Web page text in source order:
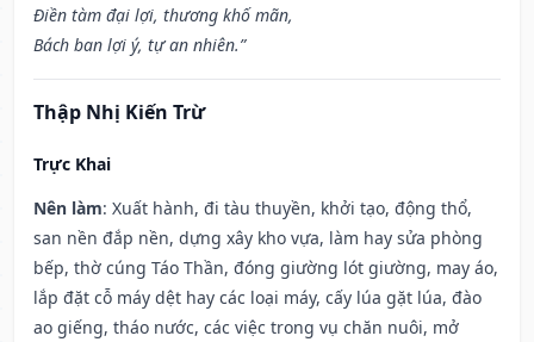
Điền tàm đại lợi, thương khố mãn,
Bách ban lợi ý, tự an nhiên.”
Thập Nhị Kiến Trừ
Trực Khai
Nên làm: Xuất hành, đi tàu thuyền, khởi tạo, động thổ,
san nền đắp nền, dựng xây kho vựa, làm hay sửa phòng
bếp, thờ cúng Táo Thần, đóng giường lót giường, may áo,
lắp đặt cỗ máy dệt hay các loại máy, cấy lúa gặt lúa, đào
ao giếng, tháo nước, các việc trong vụ chăn nuôi, mở